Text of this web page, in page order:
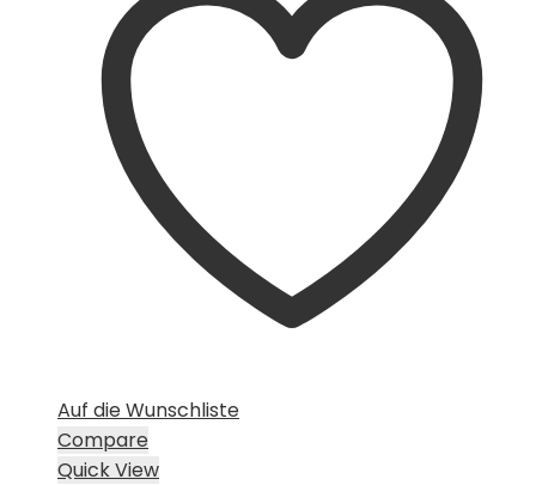
Auf die Wunschliste
Compare
Quick View